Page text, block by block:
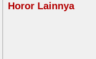
Horor Lainnya